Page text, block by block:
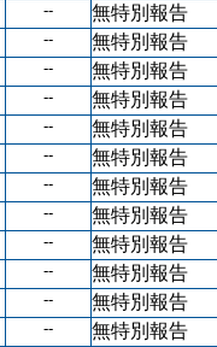
-- 無特別報告
-- 無特別報告
-- 無特別報告
-- 無特別報告
-- 無特別報告
-- 無特別報告
-- 無特別報告
-- 無特別報告
-- 無特別報告
-- 無特別報告
-- 無特別報告
-- 無特別報告